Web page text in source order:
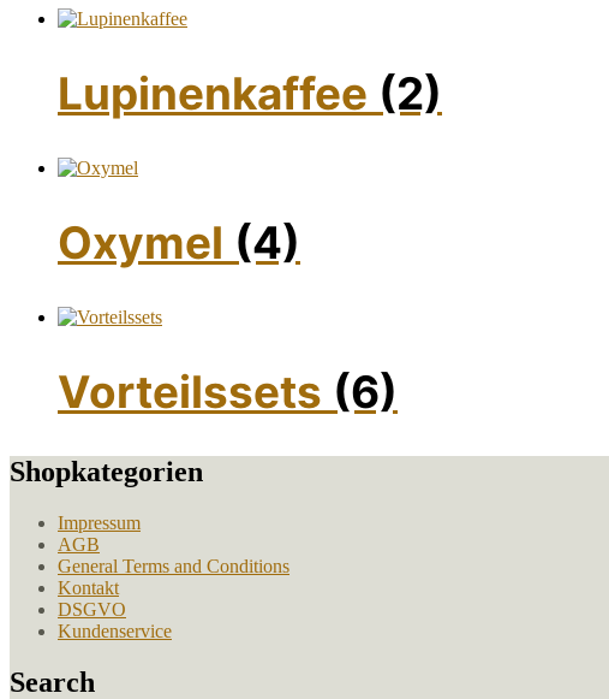
Lupinenkaffee (2)
Oxymel (4)
Vorteilssets (6)
Shopkategorien
Impressum
AGB
General Terms and Conditions
Kontakt
DSGVO
Kundenservice
Search